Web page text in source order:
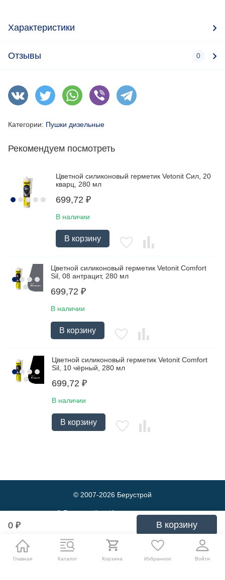
0 ₽ В корзину
Характеристики
Отзывы 0
Категории: Пушки дизельные
Рекомендуем посмотреть
Цветной силиконовый герметик Vetonit Сил, 20
кварц, 280 мл
699,72 ₽
В наличии
В корзину
Цветной силиконовый герметик Vetonit Comfort
Sil, 08 антрацит, 280 мл
699,72 ₽
В наличии
В корзину
Цветной силиконовый герметик Vetonit Comfort
Sil, 10 чёрный, 280 мл
699,72 ₽
В наличии
В корзину
© 2007-2026 Берустрой
© Берустрой — Интернет-магазин
оптовой и розничной продажи
строительных материалов. Выгодные
Главная Каталог Корзина Избранное Войти